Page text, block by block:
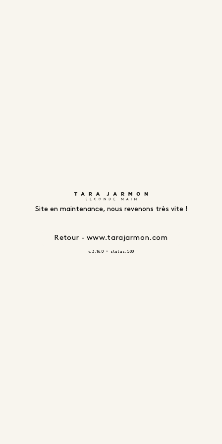
Site en maintenance, nous revenons très vite !
Retour - www.tarajarmon.com
v. 3.16.0 - status: 500